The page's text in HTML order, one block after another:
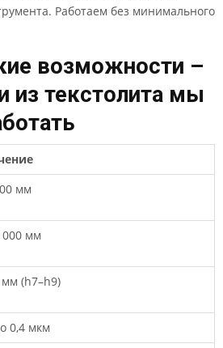
Работаем без минимального
возможности –
из текстолита мы
мм
000 мм
мм (h7–h9)
0,4 мкм